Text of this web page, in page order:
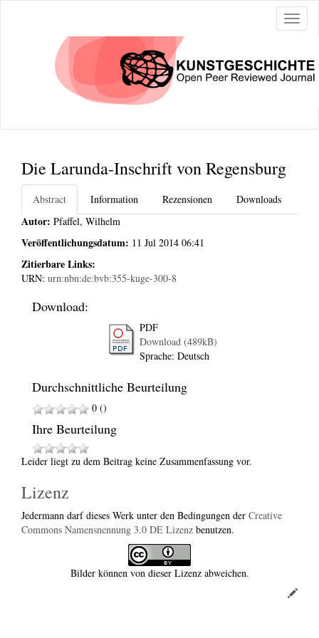
ein-/
Die Larunda-Inschrift von Regensburg
Abstract Information Rezensionen Downloads
Autor: Pfaffel, Wilhelm
Veröffentlichungsdatum: 11 Jul 2014 06:41
Zitierbare Links:
URN: urn:nbn:de:bvb:355-kuge-300-8
Download:
PDF
Download (489kB)
Sprache: Deutsch
Durchschnittliche Beurteilung
0 ()
Ihre Beurteilung
Leider liegt zu dem Beitrag keine Zusammenfassung vor.
Lizenz
Jedermann darf dieses Werk unter den Bedingungen der Creative
Commons Namensnennung 3.0 DE Lizenz benutzen.
Bilder können von dieser Lizenz abweichen.